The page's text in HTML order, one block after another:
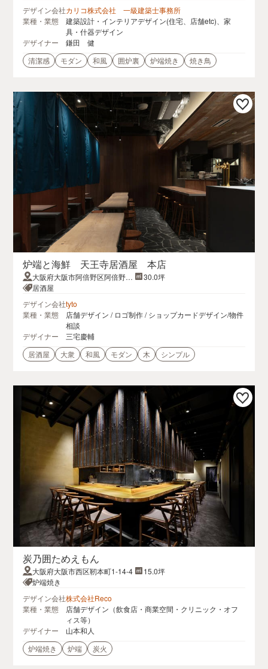
デザイン会社カリコ株式会社 一級建築士事務所
業種・業態
建築設計・インテリアデザイン(住宅、店舗etc)、家
具・什器デザイン
デザイナー
鎌田 健
清潔感
モダン 和風 囲炉裏 炉端焼き 焼き鳥
炉端と海鮮 天王寺居酒屋 本店
大阪府大阪市阿倍野区阿倍野筋
１-5-1 あべのルシアスビル16F
30.0坪
居酒屋
デザイン会社tyto
業種・業態
店舗デザイン / ロゴ制作 / ショップカードデザイン/物件
相談
デザイナー
三宅慶輔
居酒屋
大衆 和風 モダン 木 シンプル
炭乃囲ためえもん
大阪府大阪市西区靭本町1-14-4
15.0坪
炉端焼き
デザイン会社株式会社Reco
業種・業態
店舗デザイン（飲食店・商業空間・クリニック・オフ
ィス等）
デザイナー
山本和人
炉端焼き
炉端 炭火